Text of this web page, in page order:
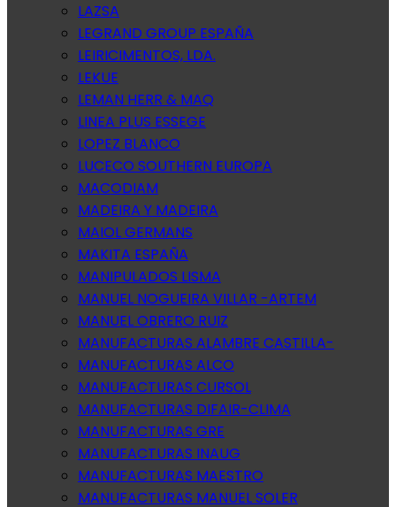
LAZSA
LEGRAND GROUP ESPAÑA
LEIRICIMENTOS, LDA.
LEKUE
LEMAN HERR & MAQ
LINEA PLUS ESSEGE
LOPEZ BLANCO
LUCECO SOUTHERN EUROPA
MACODIAM
MADEIRA Y MADEIRA
MAIOL GERMANS
MAKITA ESPAÑA
MANIPULADOS LISMA
MANUEL NOGUEIRA VILLAR -ARTEM
MANUEL OBRERO RUIZ
MANUFACTURAS ALAMBRE CASTILLA-
MANUFACTURAS ALCO
MANUFACTURAS CURSOL
MANUFACTURAS DIFAIR-CLIMA
MANUFACTURAS GRE
MANUFACTURAS INAUG
MANUFACTURAS MAESTRO
MANUFACTURAS MANUEL SOLER